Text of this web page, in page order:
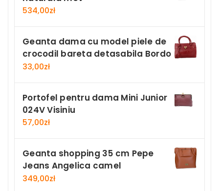
534,00zł
Geanta dama cu model piele de
crocodil bareta detasabila Bordo
33,00zł
Portofel pentru dama Mini Junior
024V Visiniu
57,00zł
Geanta shopping 35 cm Pepe
Jeans Angelica camel
349,00zł